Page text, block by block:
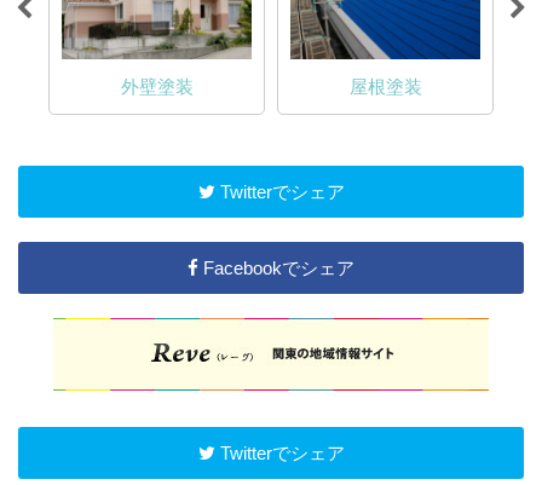
外壁塗装 屋根塗装
Twitterでシェア
Facebookでシェア
Twitterでシェア